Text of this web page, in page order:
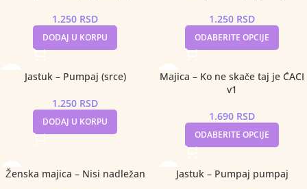
1.250 RSD
DODAJ U KORPU
1.250 RSD
ODABERITE OPCIJE
Jastuk – Pumpaj (srce)
1.250 RSD
DODAJ U KORPU
Majica – Ko ne skače taj je ĆACI
v1
1.690 RSD
ODABERITE OPCIJE
Ženska majica – Nisi nadležan Jastuk – Pumpaj pumpaj